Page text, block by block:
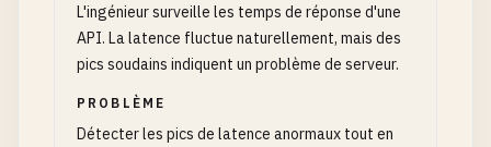
L'ingénieur surveille les temps de réponse d'une
API. La latence fluctue naturellement, mais des
pics soudains indiquent un problème de serveur.
PROBLÈME
Détecter les pics de latence anormaux tout en